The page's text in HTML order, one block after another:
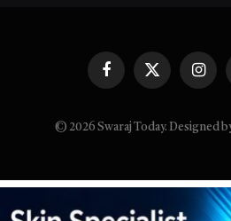
FacebookX
© 2026 Swaraj Today. Designed